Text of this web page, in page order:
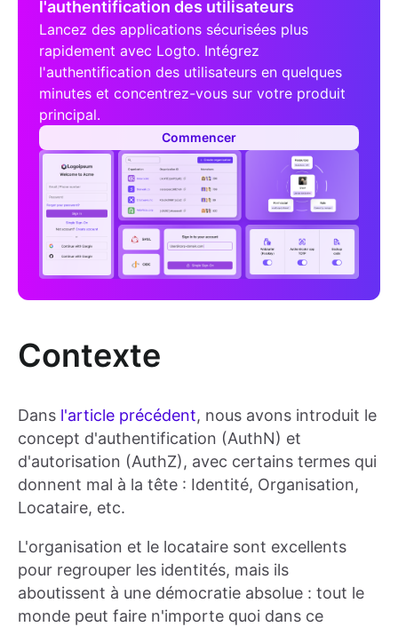
l'authentification des utilisateurs
Lancez des applications sécurisées plus
rapidement avec Logto. Intégrez
l'authentification des utilisateurs en quelques
minutes et concentrez-vous sur votre produit
principal.
Commencer
Contexte
Dans l'article précédent, nous avons introduit le
concept d'authentification (AuthN) et
d'autorisation (AuthZ), avec certains termes qui
donnent mal à la tête : Identité, Organisation,
Locataire, etc.
L'organisation et le locataire sont excellents
pour regrouper les identités, mais ils
aboutissent à une démocratie absolue : tout le
monde peut faire n'importe quoi dans ce